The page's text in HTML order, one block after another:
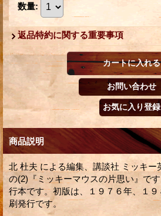
数量:
返品特約に関する重要事項
商品説明
北 杜夫 による編集、講談社 ミッキー
の(2)『ミッキーマウスの片思い』で
行本です。初版は、１９７６年、１
刷発行です。